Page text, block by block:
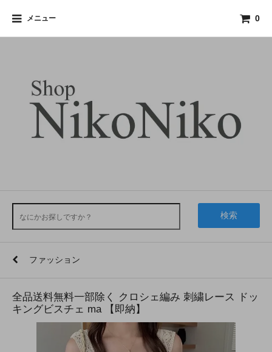
メニュー 0
検索
ファッション
全品送料無料一部除く クロシェ編み 刺繍レース ドッ
キングビスチェ ma 【即納】